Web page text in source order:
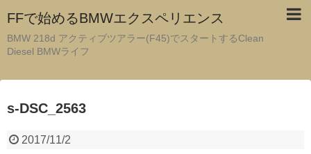
FFで始めるBMWエクスペリエンス
BMW 218d アクティブツアラー(F45)でスタートするClean
Diesel BMWライフ
s-DSC_2563
2017/11/2